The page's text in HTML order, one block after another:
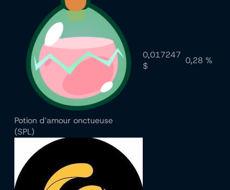
Potion d’amour onctueuse
(SPL)
0,017247
$
0,28 %